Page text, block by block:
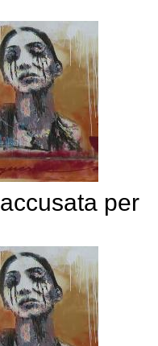
per